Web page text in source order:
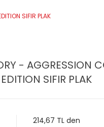
SIFIR PLAK
- AGGRESSION
SIFIR PLAK
214,67 TL den